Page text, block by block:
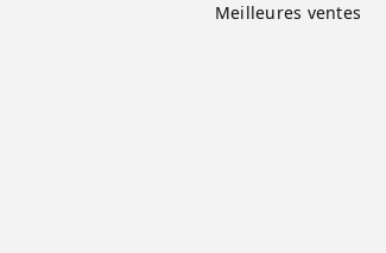
Meilleures ventes